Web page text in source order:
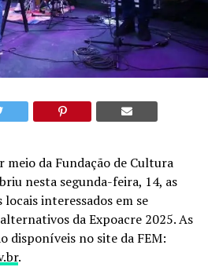
meio da Fundação de Cultura
nesta segunda-feira, 14, as
interessados em se
da Expoacre 2025. As
disponíveis no site da FEM:
.